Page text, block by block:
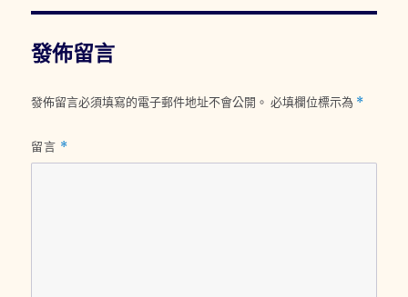
發佈留言
發佈留言必須填寫的電子郵件地址不會公開。 必填欄位標示為 *
留言 *